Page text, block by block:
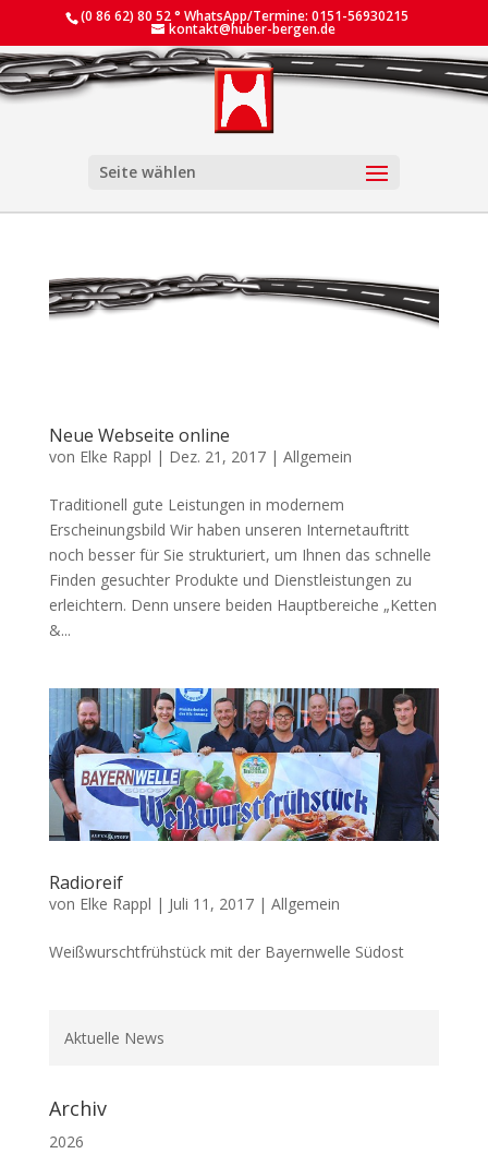
(0 86 62) 80 52 ° WhatsApp/Termine: 0151-56930215
kontakt@huber-bergen.de
Seite wählen
Neue Webseite online
von Elke Rappl | Dez. 21, 2017| Allgemein
Traditionell gute Leistungen in modernem
Erscheinungsbild Wir haben unseren Internetauftritt
noch besser für Sie strukturiert, um Ihnen das schnelle
Finden gesuchter Produkte und Dienstleistungen zu
erleichtern. Denn unsere beiden Hauptbereiche „Ketten
&...
Radioreif
von Elke Rappl | Juli 11, 2017| Allgemein
Weißwurschtfrühstück mit der Bayernwelle Südost
Aktuelle News
Archiv
2026